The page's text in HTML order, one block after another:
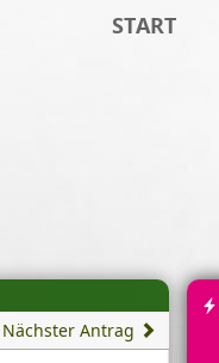
START
Nächster Antrag